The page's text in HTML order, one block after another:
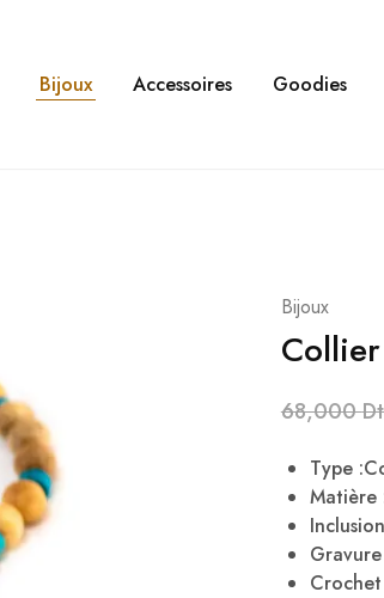
Bijoux Accessoires Goodies
Bijoux
Collier
68,000
Type
Matière